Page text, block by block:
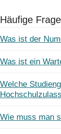
Häufige
Was ist der
Was ist ein
Welche
Wie muss man